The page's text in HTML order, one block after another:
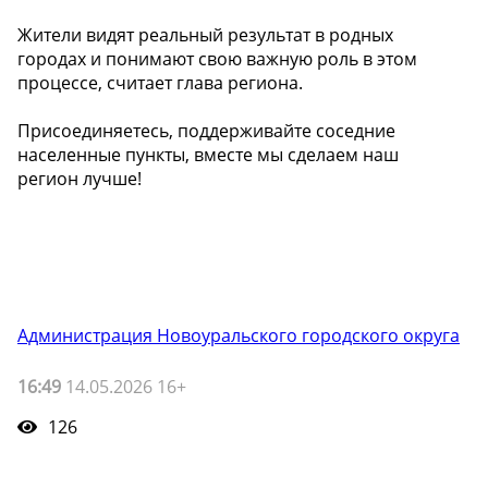
Жители видят реальный результат в родных
городах и понимают свою важную роль в этом
процессе, считает глава региона.
Присоединяетесь, поддерживайте соседние
населенные пункты, вместе мы сделаем наш
регион лучше!
Администрация Новоуральского городского округа
16:49 14.05.2026 16+
126